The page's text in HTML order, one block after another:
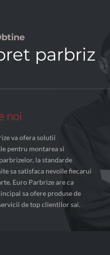
parbriz
noi
va ofera solutii
pentru montarea si
la standarde
sa satisfaca nevoile fiecarui
Euro Parbrize are ca
sa ofere produse de
de top clientilor sai.